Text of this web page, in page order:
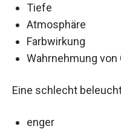
Tiefe
Atmosphäre
Farbwirkung
Wahrnehmung von
Eine schlecht
enger